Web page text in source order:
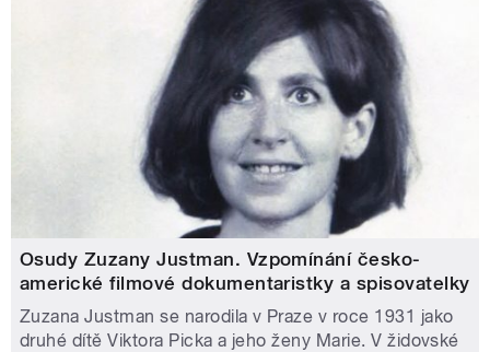
Osudy Zuzany Justman. Vzpomínání česko-
americké filmové dokumentaristky a spisovatelky
Zuzana Justman se narodila v Praze v roce 1931 jako
druhé dítě Viktora Picka a jeho ženy Marie. V židovské